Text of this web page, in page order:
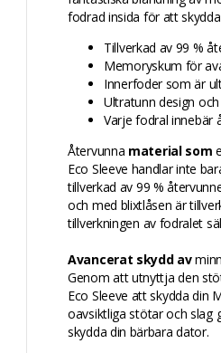
fodrad insida för att
Tillverkad av 99 %
Memoryskum för
Innerfoder som är
Ultratunn design
Varje fodral innebär
Återvunna material som
Eco Sleeve handlar inte
tillverkad av 99 %
och med blixtlåsen är
tillverkningen av fodralet
Avancerat skydd av
Genom att utnyttja den
Eco Sleeve att skydda din
oavsiktliga stötar och slag
skydda din bärbara dator.